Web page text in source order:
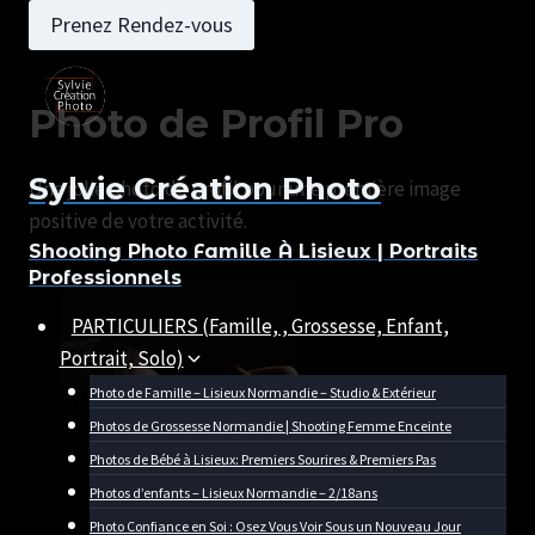
contenu
Prenez Rendez-vous
Sylvie Création Photo
Shooting Photo Famille À Lisieux | Portraits
Professionnels
PARTICULIERS (Famille, , Grossesse, Enfant,
Portrait, Solo)
Photo de Famille – Lisieux Normandie – Studio & Extérieur
Photos de Grossesse Normandie | Shooting Femme Enceinte
Photos de Bébé à Lisieux: Premiers Sourires & Premiers Pas
Photos d’enfants – Lisieux Normandie – 2/18ans
Photo Confiance en Soi : Osez Vous Voir Sous un Nouveau Jour
Photo de Profil Pro
Une jolie photo de profil pour une première image
positive de votre activité.